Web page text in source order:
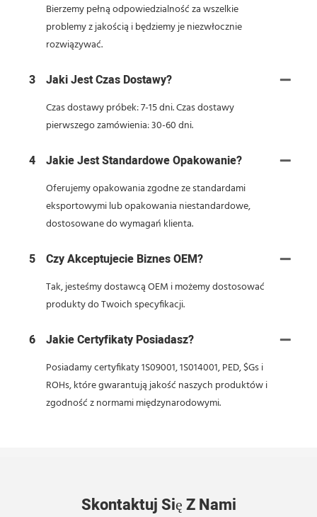
Bierzemy pełną odpowiedzialność za wszelkie
problemy z jakością i będziemy je niezwłocznie
rozwiązywać.
3 Jaki Jest Czas Dostawy?
Czas dostawy próbek: 7-15 dni. Czas dostawy
pierwszego zamówienia: 30-60 dni.
4 Jakie Jest Standardowe Opakowanie?
Oferujemy opakowania zgodne ze standardami
eksportowymi lub opakowania niestandardowe,
dostosowane do wymagań klienta.
5 Czy Akceptujecie Biznes OEM?
Tak, jesteśmy dostawcą OEM i możemy dostosować
produkty do Twoich specyfikacji.
6 Jakie Certyfikaty Posiadasz?
Posiadamy certyfikaty 1S09001, 1S014001, PED, $Gs i
ROHs, które gwarantują jakość naszych produktów i
zgodność z normami międzynarodowymi.
Skontaktuj Się Z Nami